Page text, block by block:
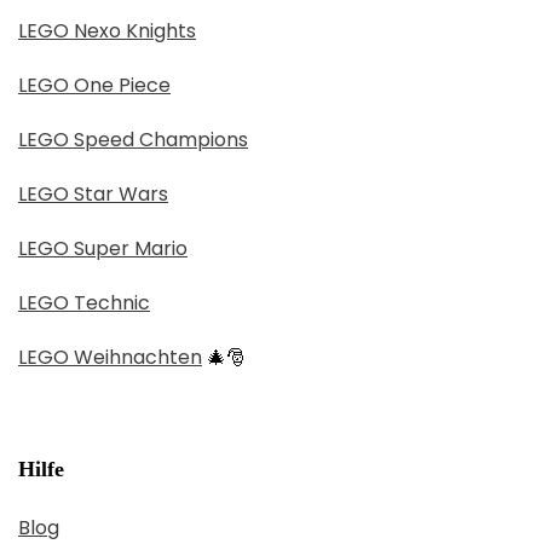
LEGO Nexo Knights
LEGO One Piece
LEGO Speed Champions
LEGO Star Wars
LEGO Super Mario
LEGO Technic
LEGO Weihnachten 🎄🎅
Hilfe
Blog